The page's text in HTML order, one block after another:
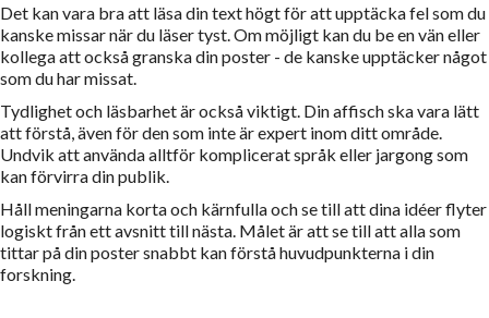
Det kan vara bra att läsa din text högt för att upptäcka fel som du
kanske missar när du läser tyst. Om möjligt kan du be en vän eller
kollega att också granska din poster - de kanske upptäcker något
som du har missat.
Tydlighet och läsbarhet är också viktigt. Din affisch ska vara lätt
att förstå, även för den som inte är expert inom ditt område.
Undvik att använda alltför komplicerat språk eller jargong som
kan förvirra din publik.
Håll meningarna korta och kärnfulla och se till att dina idéer flyter
logiskt från ett avsnitt till nästa. Målet är att se till att alla som
tittar på din poster snabbt kan förstå huvudpunkterna i din
forskning.